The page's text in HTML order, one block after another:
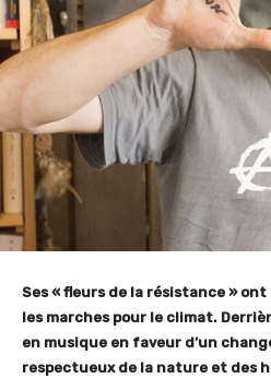
Ses « fleurs de la résistance »
les marches pour le climat.
en musique en faveur d’un
respectueux de la nature et des